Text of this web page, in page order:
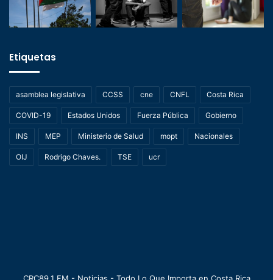
Etiquetas
asamblea legislativa CCSS cne CNFL Costa Rica
COVID-19 Estados Unidos Fuerza Pública Gobierno
INS MEP Ministerio de Salud mopt Nacionales
OIJ Rodrigo Chaves. TSE ucr